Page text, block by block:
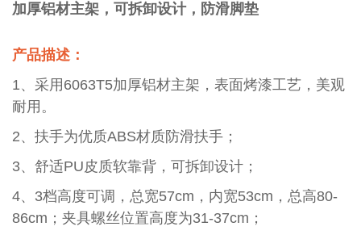
加厚铝材主架，可拆卸设计，防滑脚垫
产品描述：
1、采用6063T5加厚铝材主架，表面烤漆工艺，美观
耐用。
2、扶手为优质ABS材质防滑扶手；
3、舒适PU皮质软靠背，可拆卸设计；
4、3档高度可调，总宽57cm，内宽53cm，总高80-
86cm；夹具螺丝位置高度为31-37cm；